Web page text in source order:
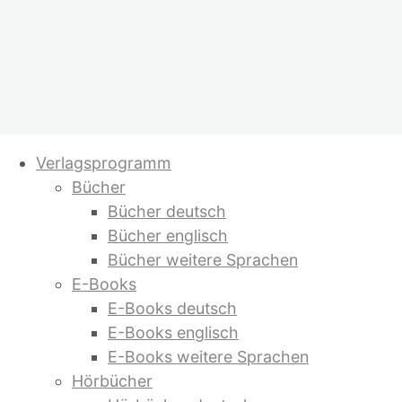
Inhalt
springen
Verlagsprogramm
Bücher
Bücher deutsch
Bücher englisch
Bücher weitere Sprachen
E-Books
E-Books deutsch
E-Books englisch
E-Books weitere Sprachen
Hörbücher